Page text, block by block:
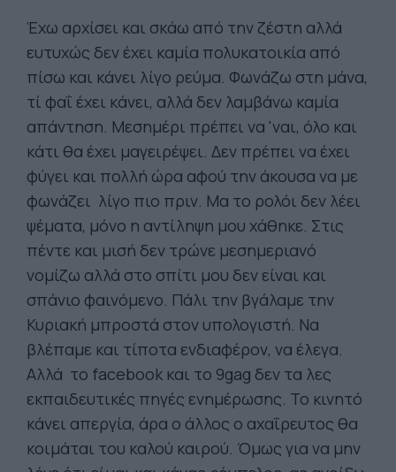
Έχω αρχίσει και σκάω από την ζέστη αλλά
ευτυχώς δεν έχει καμία πολυκατοικία από
πίσω και κάνει λίγο ρεύμα. Φωνάζω στη μάνα,
τί φαΐ έχει κάνει, αλλά δεν λαμβάνω καμία
απάντηση. Μεσημέρι πρέπει να 'ναι, όλο και
κάτι θα έχει μαγειρέψει. Δεν πρέπει να έχει
φύγει και πολλή ώρα αφού την άκουσα να με
φωνάζει λίγο πιο πριν. Μα το ρολόι δεν λέει
ψέματα, μόνο η αντίληψη μου χάθηκε. Στις
πέντε και μισή δεν τρώνε μεσημεριανό
νομίζω αλλά στο σπίτι μου δεν είναι και
σπάνιο φαινόμενο. Πάλι την βγάλαμε την
Κυριακή μπροστά στον υπολογιστή. Να
βλέπαμε και τίποτα ενδιαφέρον, να έλεγα.
Αλλά το facebook και το 9gag δεν τα λες
εκπαιδευτικές πηγές ενημέρωσης. Το κινητό
κάνει απεργία, άρα ο άλλος ο αχαΐρευτος θα
κοιμάται του καλού καιρού. Όμως για να μην